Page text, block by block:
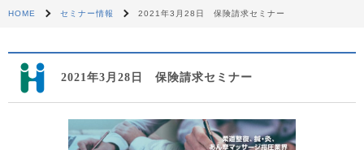
HOME セミナー情報 2021年3月28日 保険請求セミナー
2021年3月28日 保険請求セミナー